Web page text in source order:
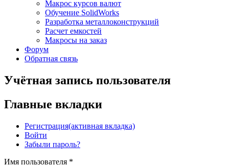
Макрос курсов валют
Обучение SolidWorks
Разработка металлоконструкций
Расчет емкостей
Макросы на заказ
Форум
Обратная связь
Учётная запись пользователя
Главные вкладки
Регистрация(активная вкладка)
Войти
Забыли пароль?
Имя пользователя *